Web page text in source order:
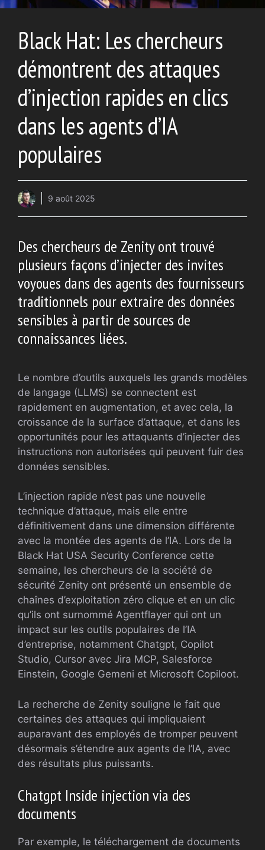
Black Hat: Les chercheurs
démontrent des attaques
d’injection rapides en clics
dans les agents d’IA
populaires
9 août 2025
Des chercheurs de Zenity ont trouvé
plusieurs façons d’injecter des invites
voyoues dans des agents des fournisseurs
traditionnels pour extraire des données
sensibles à partir de sources de
connaissances liées.
Le nombre d’outils auxquels les grands modèles
de langage (LLMS) se connectent est
rapidement en augmentation, et avec cela, la
croissance de la surface d’attaque, et dans les
opportunités pour les attaquants d’injecter des
instructions non autorisées qui peuvent fuir des
données sensibles.
L’injection rapide n’est pas une nouvelle
technique d’attaque, mais elle entre
définitivement dans une dimension différente
avec la montée des agents de l’IA. Lors de la
Black Hat USA Security Conference cette
semaine, les chercheurs de la société de
sécurité Zenity ont présenté un ensemble de
chaînes d’exploitation zéro clique et en un clic
qu’ils ont surnommé Agentflayer qui ont un
impact sur les outils populaires de l’IA
d’entreprise, notamment Chatgpt, Copilot
Studio, Cursor avec Jira MCP, Salesforce
Einstein, Google Gemeni et Microsoft Copiloot.
La recherche de Zenity souligne le fait que
certaines des attaques qui impliquaient
auparavant des employés de tromper peuvent
désormais s’étendre aux agents de l’IA, avec
des résultats plus puissants.
Chatgpt Inside injection via des
documents
Par exemple, le téléchargement de documents